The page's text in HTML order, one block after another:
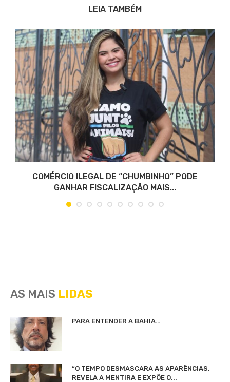
LEIA TAMBÉM
COMÉRCIO ILEGAL DE “CHUMBINHO” PODE
GANHAR FISCALIZAÇÃO MAIS...
AS MAIS LIDAS
PARA ENTENDER A BAHIA…
“O TEMPO DESMASCARA AS APARÊNCIAS,
REVELA A MENTIRA E EXPÕE O...